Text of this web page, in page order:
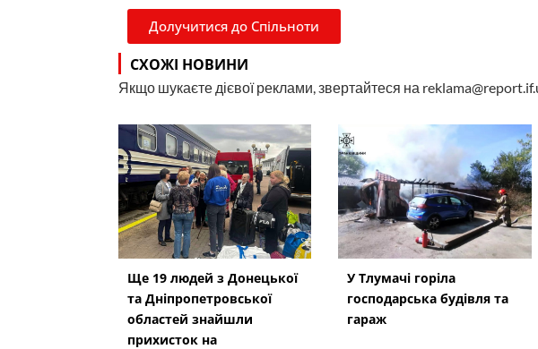
Долучитися до Спільноти
СХОЖІ НОВИНИ
Якщо шукаєте дієвої реклами, звертайтеся на
Ще 19 людей з Донецької
та Дніпропетровської
областей знайшли
прихисток на
У Тлумачі горіла
господарська будівля та
гараж